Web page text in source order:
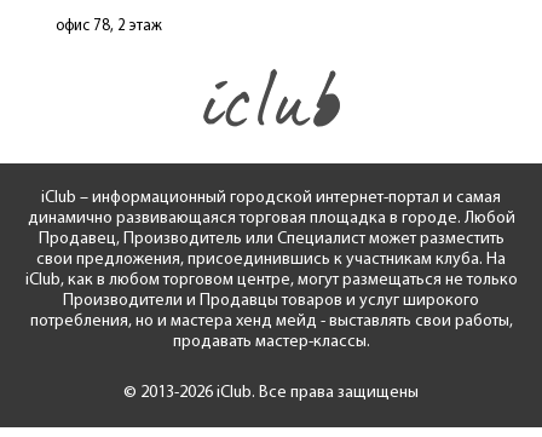
офис 78, 2 этаж
iClub – информационный городской интернет-портал и самая
динамично развивающаяся торговая площадка в городе. Любой
Продавец, Производитель или Специалист может разместить
свои предложения, присоединившись к участникам клуба. На
iClub, как в любом торговом центре, могут размещаться не только
Производители и Продавцы товаров и услуг широкого
потребления, но и мастера хенд мейд - выставлять свои работы,
продавать мастер-классы.
© 2013-2026 iClub. Все права защищены